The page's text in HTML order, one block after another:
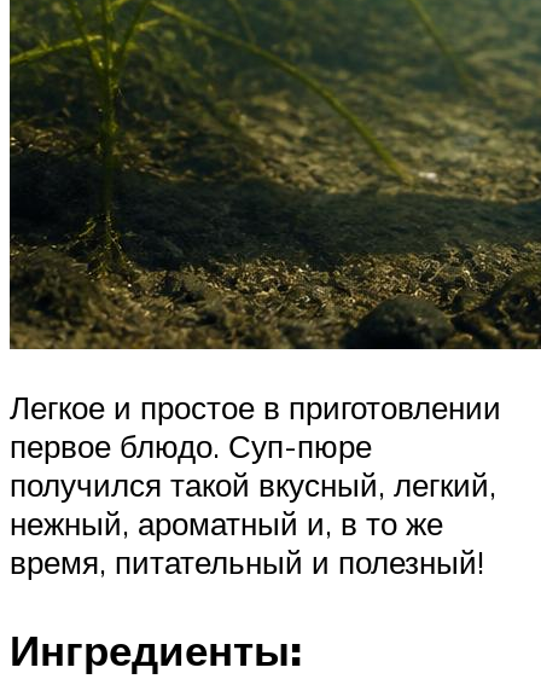
Легкое и простое в приготовлении
первое блюдо. Суп-пюре
получился такой вкусный, легкий,
нежный, ароматный и, в то же
время, питательный и полезный!
Ингредиенты: